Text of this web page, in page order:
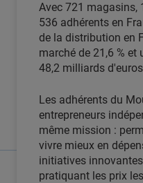
Avec 721 magasins,
536 adhérents en
de la distribution en
marché de 21,6 %
48,2 milliards
Les adhérents du
entrepreneurs
même mission :
vivre mieux en
initiatives
pratiquant les prix